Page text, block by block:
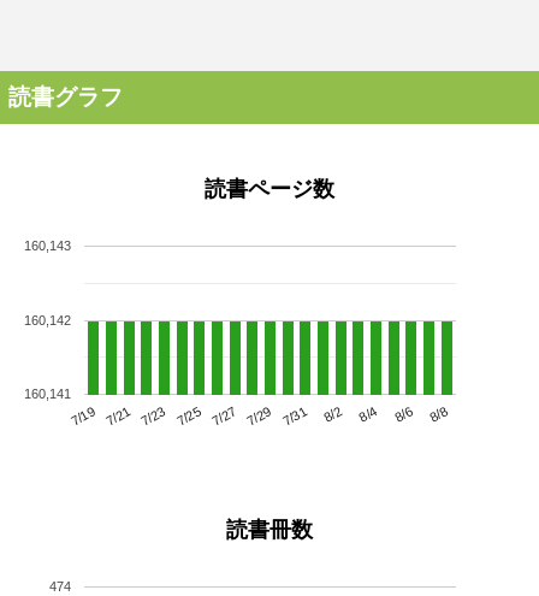
読書グラフ
読書ページ数
7/19 7/21 7/23 7/25 7/27 7/29 7/31 8/2 8/4 8/6 8/8
160,141
160,142
160,143
読書冊数
474